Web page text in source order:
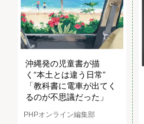
沖縄発の児童書が描
く“本土とは違う日常”
「教科書に電車が出てく
るのが不思議だった」
PHPオンライン編集部